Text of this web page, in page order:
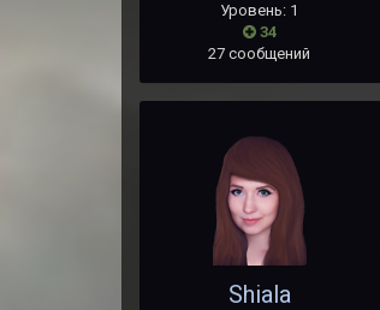
Уровень: 1
34
27 сообщений
Shiala